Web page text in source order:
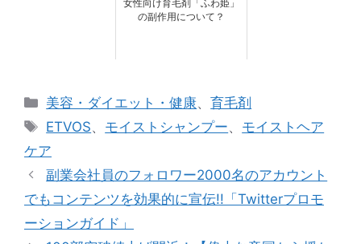
女性向け育毛剤「ふわ姫」
の副作用について？
カ
テ
リ
ー
美容・ダイエット・健康、育毛剤
タ
グ
ETVOS、 モイストシャンプー、 モイストヘア
ケア
副業会社員のフォロワー2000名のアカウント
でもコンテンツを効果的に宣伝!!「Twitterプロモ
ーションガイド」